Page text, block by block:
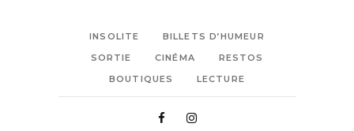
INSOLITE
BILLETS D’HUMEUR
SORTIE
CINÉMA
RESTOS
BOUTIQUES
LECTURE